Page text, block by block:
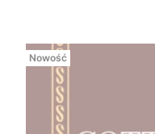
Nowość